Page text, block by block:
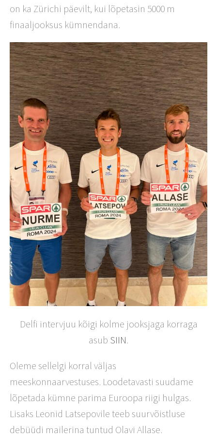
on ka Zürichi päevilt, kui lõpetasin 5000 m
finaaljooksus kümnendana.
Delfi intervjuu kõigi kolme jooksjaga korraga
asub SIIN.
Oleme sellelgi korral väljas
meeskonnaarvestuses. Loodetavasti suudame
lõpetada kümne parima Euroopa riigi hulgas.
Lisaks Leonid Latsepovile teeb suurvõistluse
debüüdi mailerina tuntud Olavi Allase.